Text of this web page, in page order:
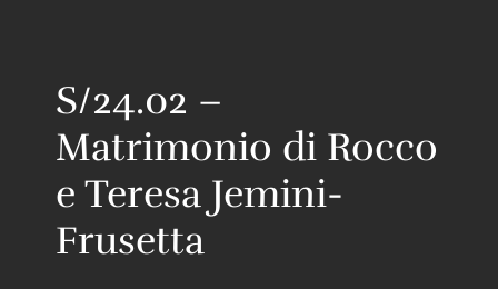
S/24.02 –
Matrimonio di Rocco
e Teresa Jemini-
Frusetta